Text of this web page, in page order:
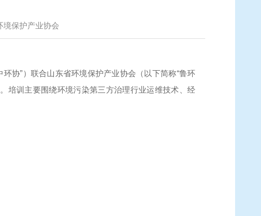
境保护产业协会
环协”）联合山东省环境保护产业协会（以下简称“鲁环
培训主要围绕环境污染第三方治理行业运维技术、经